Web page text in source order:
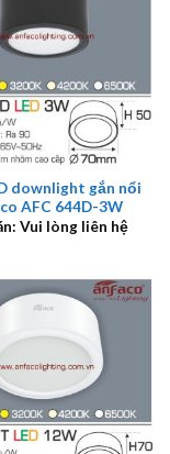
downlight gắn nổi
AFC 644D-3W
Vui lòng liên hệ